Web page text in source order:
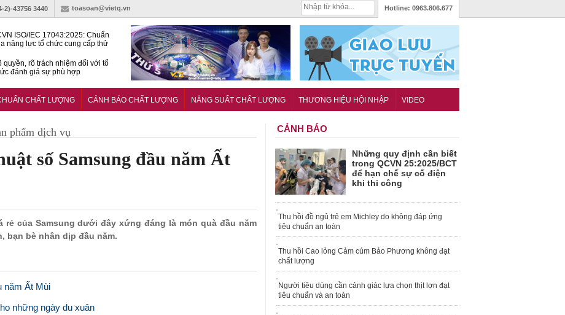
2)-43756 3440 toasoan@vietq.vn Hotline: 0963.806.677
ISO/IEC 17043:2025: Chuẩn
năng lực tổ chức cung cấp thử
quyền, rõ trách nhiệm đối với tổ
đánh giá sự phù hợp
cụ định hướng tổng thể, dài
CHẤT LƯỢNG CẢNH BÁO CHẤT LƯỢNG NĂNG SUẤT CHẤT LƯỢNG THƯƠNG HIỆU HỘI NHẬP VIDEO
phẩm dịch vụ
số Samsung đầu năm Ất
rẻ của Samsung dưới đây xứng đáng là món quà đầu năm
bạn bè nhân dịp đầu năm.
năm Ất Mùi
những ngày du xuân
CẢNH BÁO
Những quy định cần biết
trong QCVN 25:2025/BCT
để hạn chế sự cố điện
khi thi công
Thu hồi đồ ngủ trẻ em Michley do không đáp ứng
tiêu chuẩn an toàn
Thu hồi Cao lỏng Cảm cúm Bảo Phương không đạt
chất lượng
Người tiêu dùng cần cảnh giác lựa chọn thịt lợn đạt
tiêu chuẩn và an toàn